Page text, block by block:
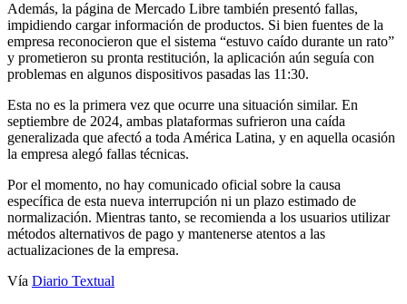
Además, la página de Mercado Libre también presentó fallas,
impidiendo cargar información de productos. Si bien fuentes de la
empresa reconocieron que el sistema “estuvo caído durante un rato”
y prometieron su pronta restitución, la aplicación aún seguía con
problemas en algunos dispositivos pasadas las 11:30.
Esta no es la primera vez que ocurre una situación similar. En
septiembre de 2024, ambas plataformas sufrieron una caída
generalizada que afectó a toda América Latina, y en aquella ocasión
la empresa alegó fallas técnicas.
Por el momento, no hay comunicado oficial sobre la causa
específica de esta nueva interrupción ni un plazo estimado de
normalización. Mientras tanto, se recomienda a los usuarios utilizar
métodos alternativos de pago y mantenerse atentos a las
actualizaciones de la empresa.
Vía Diario Textual